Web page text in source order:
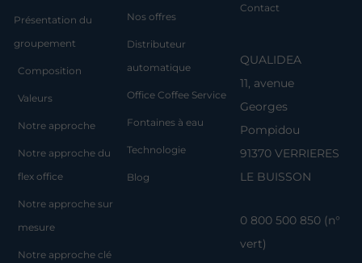
Présentation du
groupement
Composition
Valeurs
Notre approche
Notre approche du
flex office
Notre approche sur
mesure
Notre approche clé
Nos offres
Distributeur
automatique
Office Coffee Service
Fontaines à eau
Technologie
Blog
Contact
QUALIDEA
11, avenue
Georges
Pompidou
91370 VERRIERES
LE BUISSON
0 800 500 850 (n°
vert)